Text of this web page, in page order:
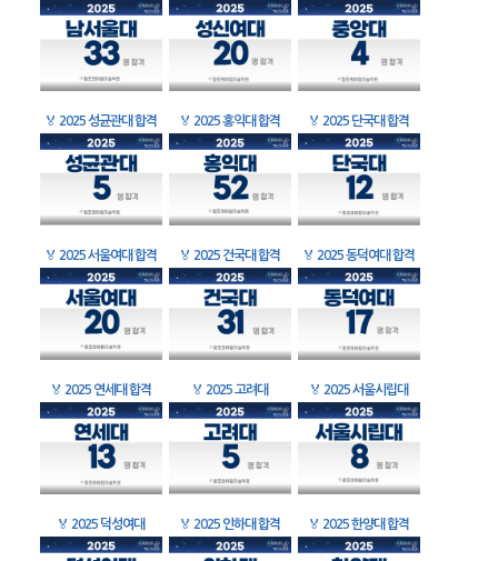
🏅 2025 성균관대 합격 🏅 2025 홍익대 합격 🏅 2025 단국대 합격
🏅 2025 서울여대 합격 🏅 2025 건국대 합격 🏅 2025 동덕여대 합격
🏅 2025 연세대 합격 🏅 2025 고려대 🏅 2025 서울시립대
🏅 2025 덕성여대 🏅 2025 인하대 합격 🏅 2025 한양대 합격